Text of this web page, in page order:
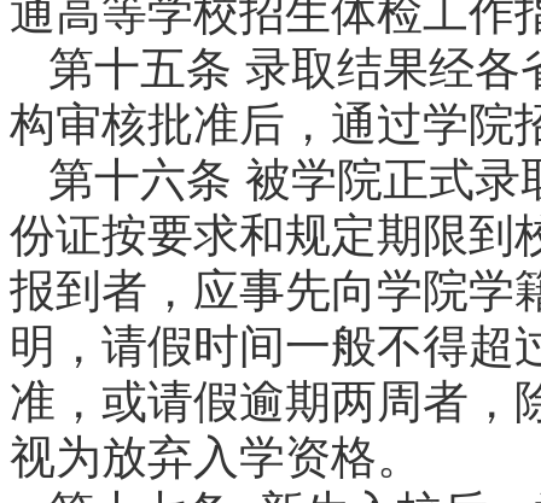
第十五条 录取结果经
构审核批准后，通过学院
第十六条 被学院正式
份证按要求和规定期限到
报到者，应事先向学院学
明，请假时间一般不得超
准，或请假逾期两周者，
视为放弃入学资格。